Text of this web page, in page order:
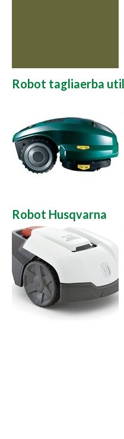
Robot tagliaerba
Robot Husqvarna